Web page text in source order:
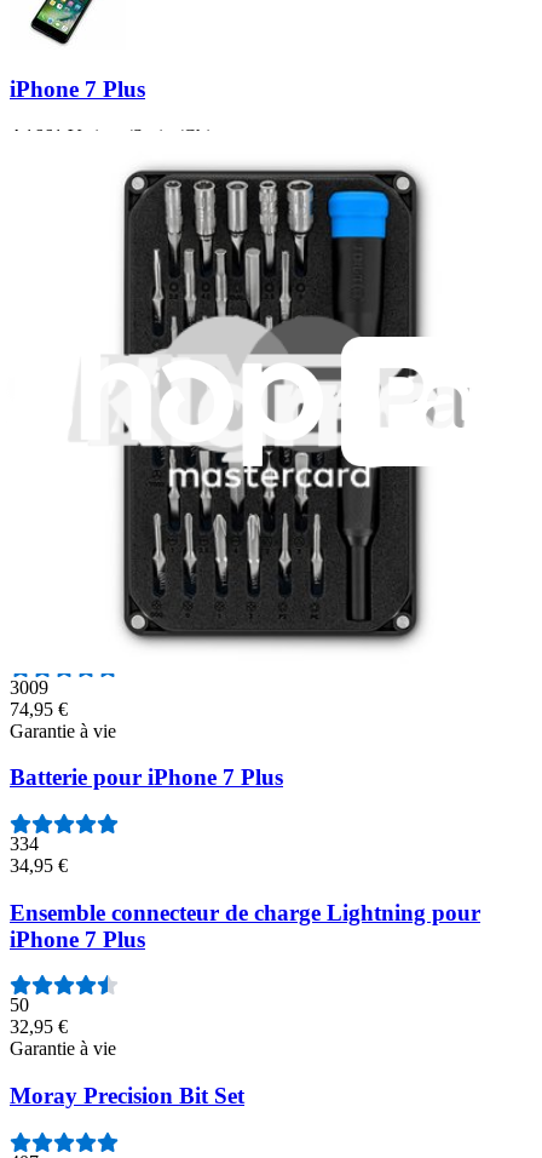
iPhone 7 Plus
A1661 Verizon/Sprint/China
A1786 China Mobile
Produits en vedette
Mako Precision Bit Set
Écran iPhone 7 Plus (avec caméra et haut-parleur)
Pro Tech Toolkit
3009
74,95 €
Garantie à vie
Batterie pour iPhone 7 Plus
334
34,95 €
Ensemble connecteur de charge Lightning pour
iPhone 7 Plus
50
32,95 €
Garantie à vie
Moray Precision Bit Set